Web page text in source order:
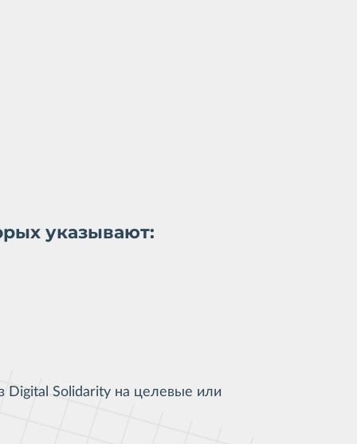
указывают:
Digital Solidarity на целевые или